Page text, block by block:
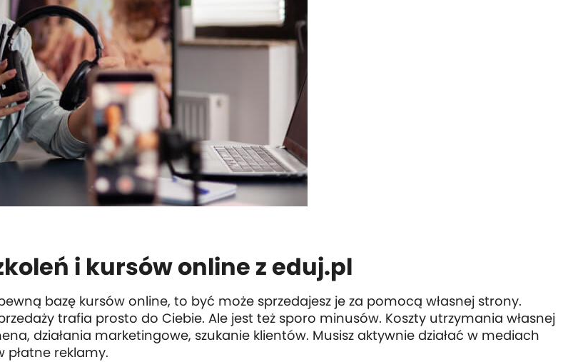
i kursów online z eduj.pl
bazę kursów online, to być może sprzedajesz je za pomocą własnej strony.
trafia prosto do Ciebie. Ale jest też sporo minusów. Koszty utrzymania własnej
działania marketingowe, szukanie klientów. Musisz aktywnie działać w mediach
płatne reklamy.